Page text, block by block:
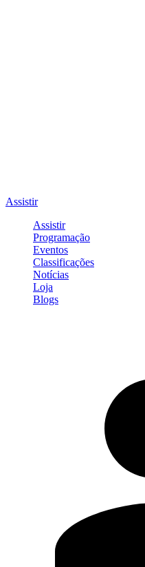
Assistir
Assistir
Programação
Eventos
Classificações
Notícias
Loja
Blogs